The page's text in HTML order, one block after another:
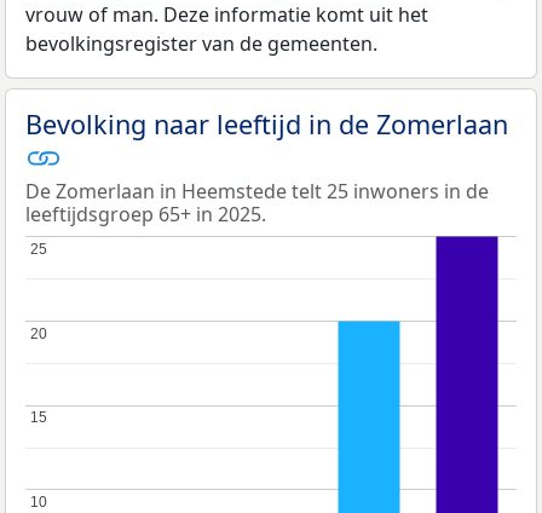
vrouw of man. Deze informatie komt uit het
bevolkingsregister van de gemeenten.
Bevolking naar leeftijd in de Zomerlaan
De Zomerlaan in Heemstede telt 25 inwoners in de
leeftijdsgroep 65+ in 2025.
10
10
15
15
20
20
25
25